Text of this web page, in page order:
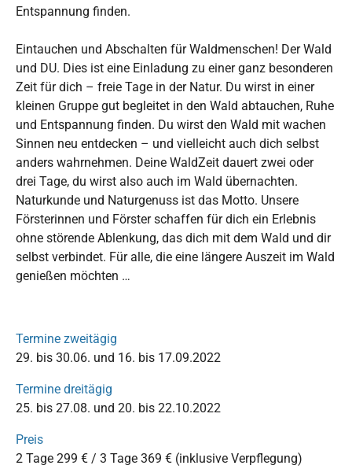
Entspannung finden.
Eintauchen und Abschalten für Waldmenschen! Der Wald
und DU. Dies ist eine Einladung zu einer ganz besonderen
Zeit für dich – freie Tage in der Natur. Du wirst in einer
kleinen Gruppe gut begleitet in den Wald abtauchen, Ruhe
und Entspannung finden. Du wirst den Wald mit wachen
Sinnen neu entdecken – und vielleicht auch dich selbst
anders wahrnehmen. Deine WaldZeit dauert zwei oder
drei Tage, du wirst also auch im Wald übernachten.
Naturkunde und Naturgenuss ist das Motto. Unsere
Försterinnen und Förster schaffen für dich ein Erlebnis
ohne störende Ablenkung, das dich mit dem Wald und dir
selbst verbindet. Für alle, die eine längere Auszeit im Wald
genießen möchten …
Termine zweitägig
29. bis 30.06. und 16. bis 17.09.2022
Termine dreitägig
25. bis 27.08. und 20. bis 22.10.2022
Preis
2 Tage 299 € / 3 Tage 369 € (inklusive Verpflegung)